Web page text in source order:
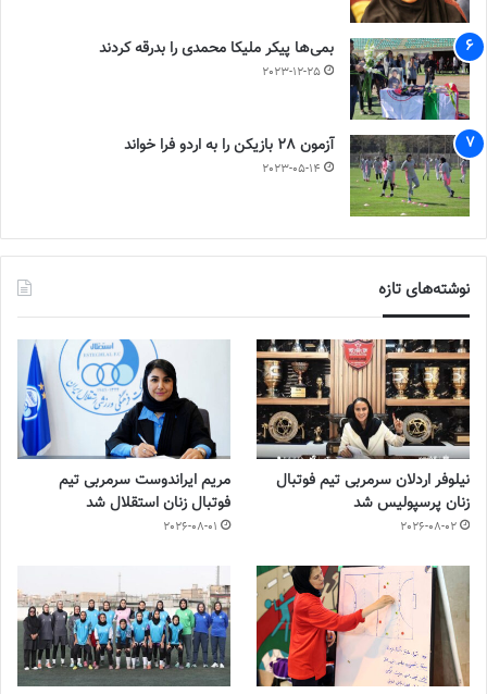
بمی‌ها پیکر ملیکا محمدی را بدرقه کردند
2023-12-25
آزمون 28 بازیکن را به اردو فرا خواند
2023-05-14
نوشته‌های تازه
نیلوفر اردلان سرمربی تیم فوتبال
زنان پرسپولیس شد
2026-08-02
مریم ایراندوست سرمربی تیم
فوتبال زنان استقلال شد
2026-08-01